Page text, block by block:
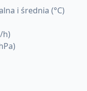
i średnia (°C)
h)